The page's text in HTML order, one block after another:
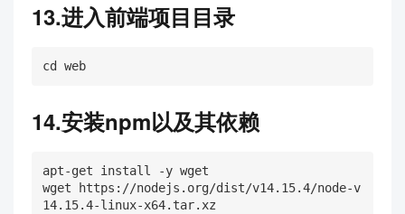
13.进入前端项目目录
cd web
14.安装npm以及其依赖
apt-get install -y wget
wget https://nodejs.org/dist/v14.15.4/node-v
14.15.4-linux-x64.tar.xz